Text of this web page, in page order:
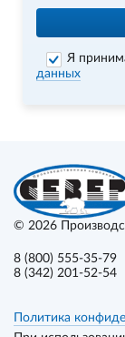
Я
данных
© 2026
8 (800) 555-35-79
8 (342) 201-52-54
Политика